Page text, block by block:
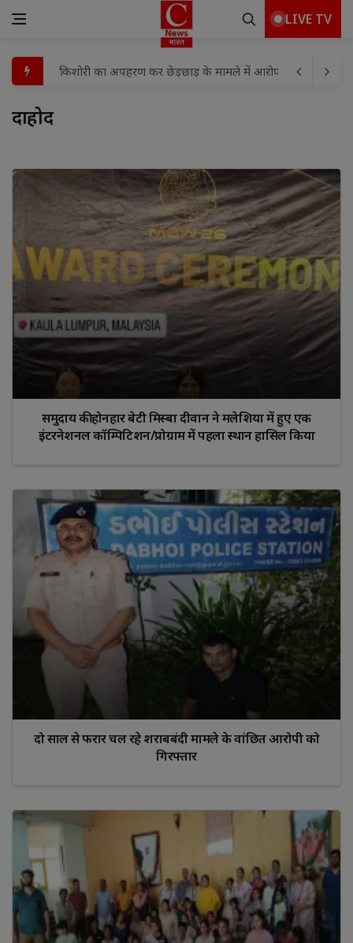
LIVE TV
चोरी के आरोपी को नहीं मिली जेल से रिहाई, जमानत अर्जी खारिज
शिवनगर में निःशुल्क स्वास्थ्य शिविर का आयोजन, सैकड़ों लोगों ने
जिले में सरकारी कार्यालयों से प्रीपेड बिजली व्यवस्था की
जिला पुस्तकालय को कोचिंग एसोसिएशन ने भेंट कीं 2500 से अधिक
राष्ट्र के लिए मध्यस्थता अभियान-3.0' का झांसी में शुभारंभ, समझौते
9 से 17 अगस्त के बीच 'हर घर तिरंगा अभियान का होगा भव्य
किशोरी का अपहरण कर छेड़छाड़ के मामले में आरोपी का जमानत
दाहोद
समुदाय की होनहार बेटी मिस्बा दीवान ने मलेशिया में हुए एक
इंटरनेशनल कॉम्पिटिशन/प्रोग्राम में पहला स्थान हासिल किया
दो साल से फरार चल रहे शराबबंदी मामले के वांछित आरोपी को
गिरफ्तार